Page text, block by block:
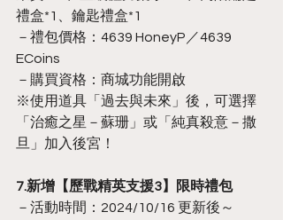
禮盒*1、鑰匙禮盒*1
－禮包價格：4639 HoneyP／4639
ECoins
－購買資格：商城功能開啟
※使用道具「過去與未來」後，可選擇
「治癒之星－蘇珊」或「純真殺意－撒
旦」加入後宮！
7.新增【歷戰精英支援3】限時禮包
－活動時間：2024/10/16 更新後～